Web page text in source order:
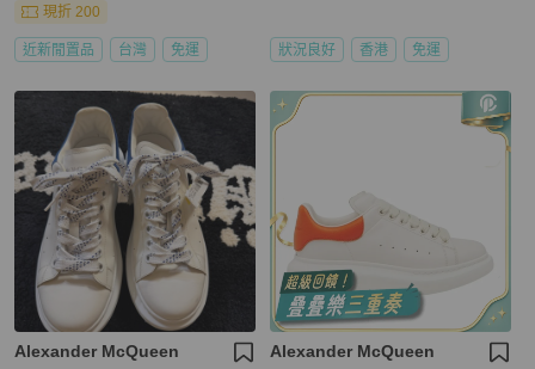
現折 200
近新閒置品 台灣 免運 狀況良好 香港 免運
Alexander McQueen Alexander McQueen